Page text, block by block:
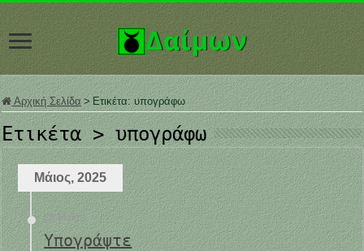
Αρχική Σελίδα > Ετικέτα:υπογράφω
Ετικέτα >υπογράφω
Μάιος, 2025
28 Μαΐου
Υπογράψτε